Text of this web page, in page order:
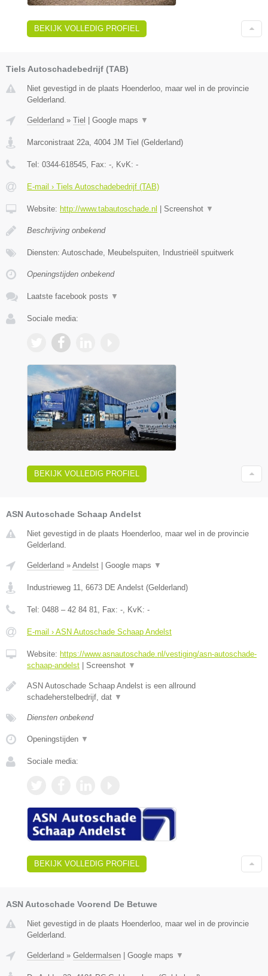
BEKIJK VOLLEDIG PROFIEL
Tiels Autoschadebedrijf (TAB)
Niet gevestigd in de plaats Hoenderloo, maar wel in de provincie
Gelderland.
Gelderland » Tiel | Google maps ▼
Marconistraat 22a 4004 JM Tiel (Gelderland)
Tel: 0344-618545 , Fax: - , KvK: -
E-mail › Tiels Autoschadebedrijf (TAB)
Website: http://www.tabautoschade.nl | Screenshot ▼
Beschrijving onbekend
Diensten: Autoschade, Meubelspuiten, Industrieël spuitwerk
Openingstijden onbekend
Laatste facebook posts ▼
Sociale media:
BEKIJK VOLLEDIG PROFIEL
ASN Autoschade Schaap Andelst
Niet gevestigd in de plaats Hoenderloo, maar wel in de provincie
Gelderland.
Gelderland » Andelst | Google maps ▼
Industrieweg 11 6673 DE Andelst (Gelderland)
Tel: 0488 – 42 84 81 , Fax: - , KvK: -
E-mail › ASN Autoschade Schaap Andelst
Website: https://www.asnautoschade.nl/vestiging/asn-autoschade-
schaap-andelst | Screenshot ▼
ASN Autoschade Schaap Andelst is een allround
schadeherstelbedrijf, dat ▼
Diensten onbekend
Openingstijden ▼
Sociale media:
BEKIJK VOLLEDIG PROFIEL
ASN Autoschade Voorend De Betuwe
Niet gevestigd in de plaats Hoenderloo, maar wel in de provincie
Gelderland.
Gelderland » Geldermalsen Google maps ▼